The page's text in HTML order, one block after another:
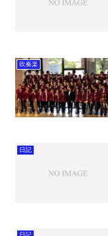
吹奏楽
日記